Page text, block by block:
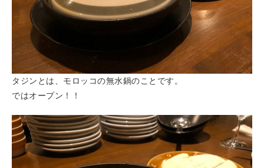
タジンとは、モロッコの無水鍋のことです。
ではオープン！！